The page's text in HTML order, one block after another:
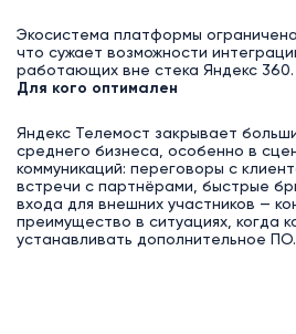
Экосистема платформы
что сужает возможности
работающих вне стека Яндекс 360.
Для кого оптимален
Яндекс Телемост закрывает
среднего бизнеса, особенно в
коммуникаций: переговоры с
встречи с партнёрами, быстрые
входа для внешних участников —
преимущество в ситуациях, когда
устанавливать дополнительное ПО.